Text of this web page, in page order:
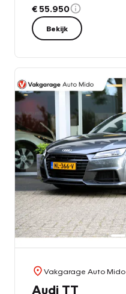
€ 55.950
Bekijk
Vakgarage Auto Mido
Audi TT